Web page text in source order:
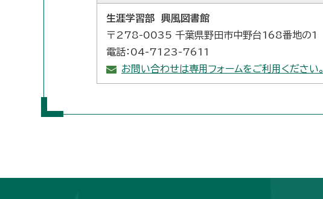
生涯学習部 興風図書館
〒278-0035 千葉県野田市中野台168番地の1
電話：04-7123-7611
お問い合わせは専用フォームをご利用ください。